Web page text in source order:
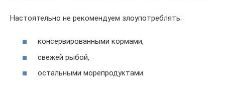
Настоятельно не рекомендуем злоупотреблять:
консервированными кормами,
свежей рыбой,
остальными морепродуктами.